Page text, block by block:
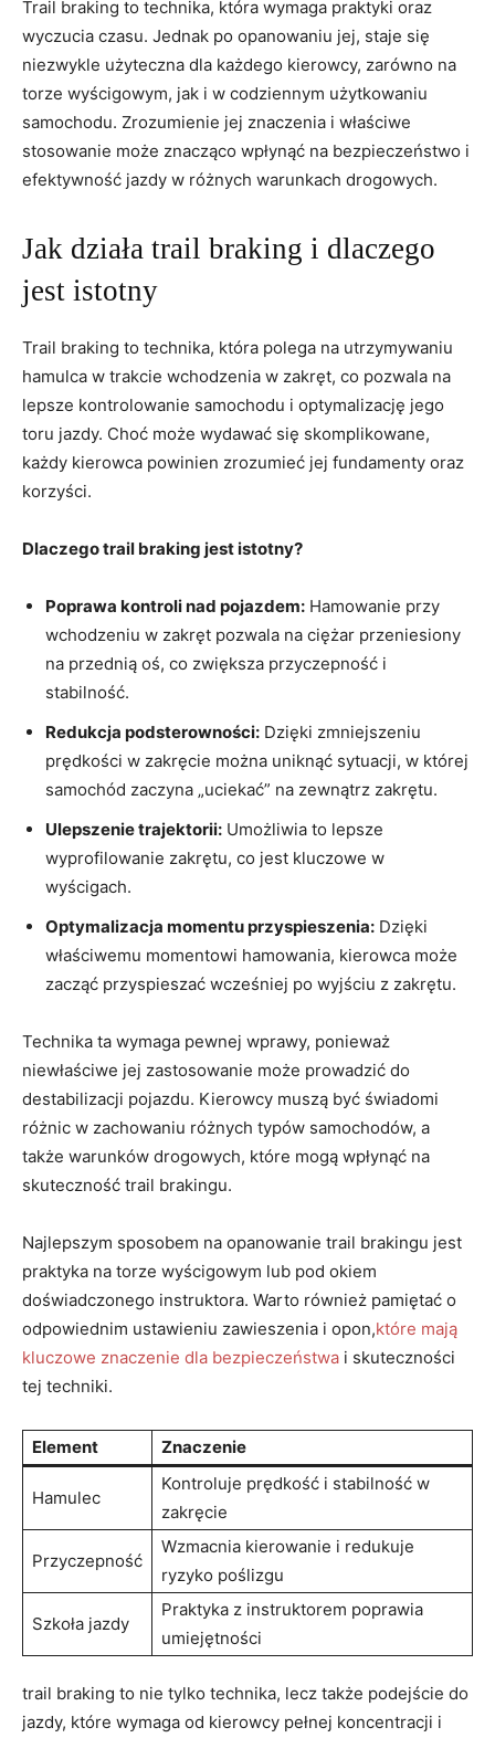
Trail braking to technika, która wymaga praktyki oraz
wyczucia czasu. Jednak po opanowaniu jej, staje się
niezwykle użyteczna dla każdego kierowcy, zarówno na
torze wyścigowym, jak i w codziennym użytkowaniu
samochodu. Zrozumienie jej znaczenia i właściwe
stosowanie może znacząco wpłynąć na bezpieczeństwo i
efektywność jazdy w różnych warunkach drogowych.
Jak działa trail braking i dlaczego
jest istotny
Trail braking to technika, która polega na utrzymywaniu
hamulca w trakcie wchodzenia w zakręt, co pozwala na
lepsze kontrolowanie samochodu i optymalizację jego
toru jazdy. Choć może wydawać się skomplikowane,
każdy kierowca powinien zrozumieć jej fundamenty oraz
korzyści.
Dlaczego trail braking jest istotny?
Poprawa kontroli nad pojazdem: Hamowanie przy
wchodzeniu w zakręt pozwala na ciężar przeniesiony
na przednią oś, co zwiększa przyczepność i
stabilność.
Redukcja podsterowności: Dzięki zmniejszeniu
prędkości w zakręcie można uniknąć sytuacji, w której
samochód zaczyna „uciekać” na zewnątrz zakrętu.
Ulepszenie trajektorii: Umożliwia to lepsze
wyprofilowanie zakrętu, co jest kluczowe w
wyścigach.
Optymalizacja momentu przyspieszenia: Dzięki
właściwemu momentowi hamowania, kierowca może
zacząć przyspieszać wcześniej po wyjściu z zakrętu.
Technika ta wymaga pewnej wprawy, ponieważ
niewłaściwe jej zastosowanie może prowadzić do
destabilizacji pojazdu. Kierowcy muszą być świadomi
różnic w zachowaniu różnych typów samochodów, a
także warunków drogowych, które mogą wpłynąć na
skuteczność trail brakingu.
Najlepszym sposobem na opanowanie trail brakingu jest
praktyka na torze wyścigowym lub pod okiem
doświadczonego instruktora. Warto również pamiętać o
odpowiednim ustawieniu zawieszenia i opon,które mają
kluczowe znaczenie dla bezpieczeństwa i skuteczności
tej techniki.
Element Znaczenie
Hamulec
Kontroluje prędkość i stabilność w
zakręcie
Przyczepność
Wzmacnia kierowanie i redukuje
ryzyko poślizgu
Szkoła jazdy
Praktyka z instruktorem poprawia
umiejętności
trail braking to nie tylko technika, lecz także podejście do
jazdy, które wymaga od kierowcy pełnej koncentracji i